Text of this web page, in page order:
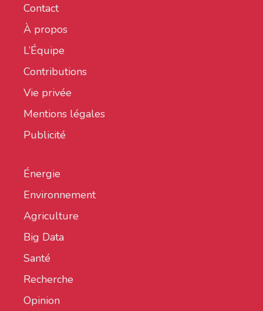
Contact
À propos
L’Équipe
Contributions
Vie privée
Mentions légales
Publicité
Énergie
Environnement
Agriculture
Big Data
Santé
Recherche
Opinion